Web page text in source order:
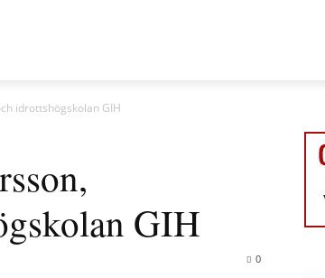
idrottshögskolan GIH
GIH
0